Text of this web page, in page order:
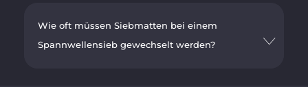
Wie oft müssen Siebmatten bei einem
Spannwellensieb gewechselt werden?